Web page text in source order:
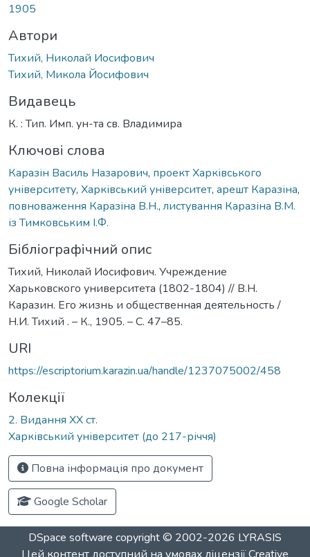
1905
Автори
Тихий, Николай Иосифович
Тихий, Микола Йосифович
Видавець
К. : Тип. Имп. ун-та св. Владимира
Ключові слова
Каразін Василь Назарович, проект Харківського
університету, Харківський університет, арешт Каразіна,
повноваження Каразіна В.Н., листування Каразіна В.М.
із Тимковським І.Ф.
Бібліографічний опис
Тихий, Николай Иосифович. Учреждение
Харьковского университета (1802-1804) // В.Н.
Каразин. Его жизнь и общественная деятельность /
Н.И. Тихий . – К., 1905. – С. 47–85.
URI
https://escriptorium.karazin.ua/handle/1237075002/458
Колекції
2. Видання ХХ ст.
Харківський університет (до 217-річчя)
Повна інформація про документ
Google Scholar
DSpace software copyright © 2002-2026 LYRASIS